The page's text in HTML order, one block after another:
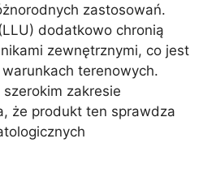
zastosowań.
dodatkowo chronią
zewnętrznymi, co jest
terenowych.
zakresie
że produkt ten sprawdza